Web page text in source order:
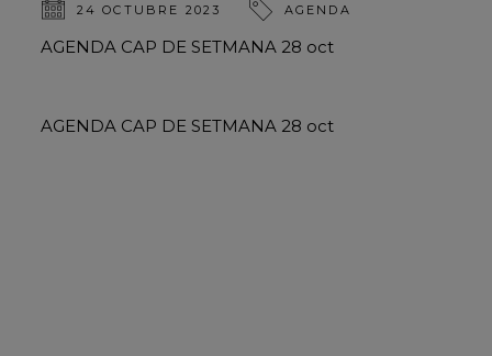
24 OCTUBRE 2023 AGENDA
AGENDA CAP DE SETMANA 28 oct
AGENDA CAP DE SETMANA 28 oct